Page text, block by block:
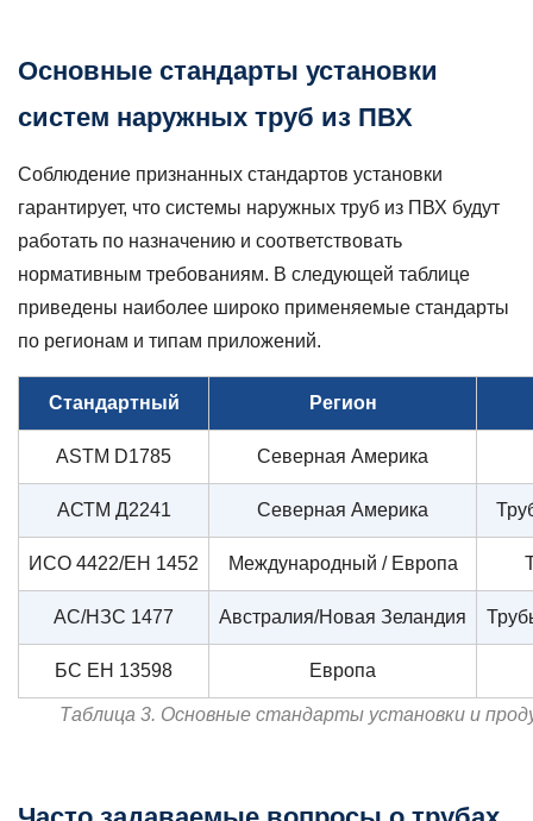
Основные стандарты установки
систем наружных труб из ПВХ
Соблюдение признанных стандартов установки
гарантирует, что системы наружных труб из ПВХ будут
работать по назначению и соответствовать
нормативным требованиям. В следующей таблице
приведены наиболее широко применяемые стандарты
по регионам и типам приложений.
Стандартный Регион
ASTM D1785 Северная Америка
АСТМ Д2241 Северная Америка
ИСО 4422/ЕН 1452 Международный / Европа
АС/НЗС 1477 Австралия/Новая Зеландия
БС ЕН 13598 Европа
Таблица 3. Основные стандарты установки и